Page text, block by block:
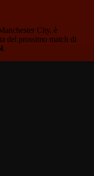
City, è
del prossimo match di
.